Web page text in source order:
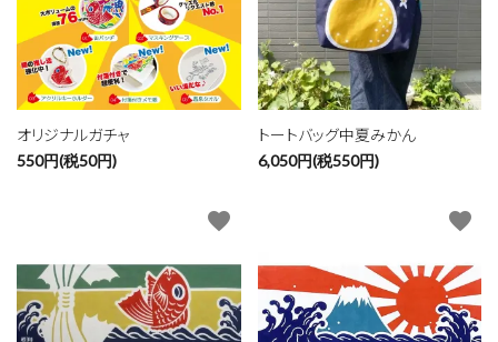
オリジナルガチャ
550円(税50円)
トートバッグ中夏みかん
6,050円(税550円)
favorite favorite